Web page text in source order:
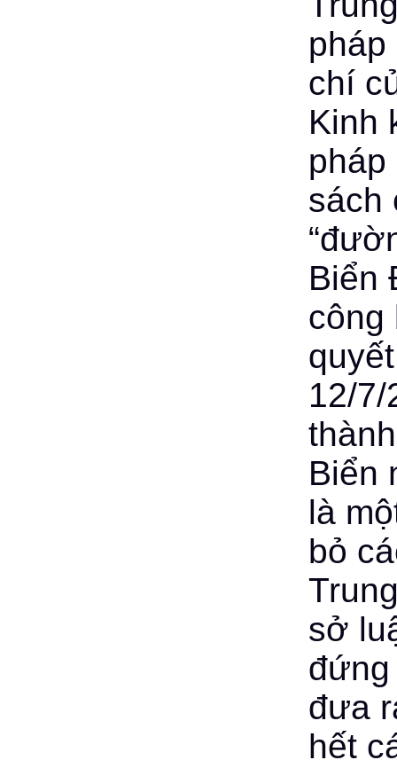
chí
Kinh
pháp
sách
Biển
công
12/
Biển
là
bỏ
sở
đưa
hết